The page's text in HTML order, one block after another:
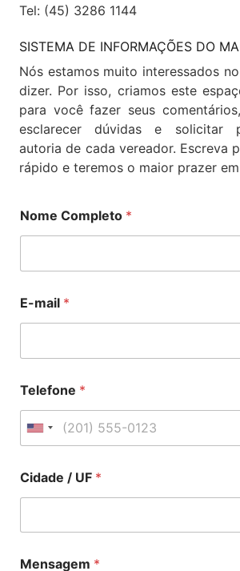
Tel: (45) 3286 1144
SISTEMA DE INFORMAÇÕES DO
Nós estamos muito interessados
dizer. Por isso, criamos este
para você fazer seus
esclarecer dúvidas e solicitar
autoria de cada vereador. Escreva
rápido e teremos o maior prazer
Nome Completo *
E-mail *
Telefone *
U
i
d
t
Cidade / UF *
Mensagem *